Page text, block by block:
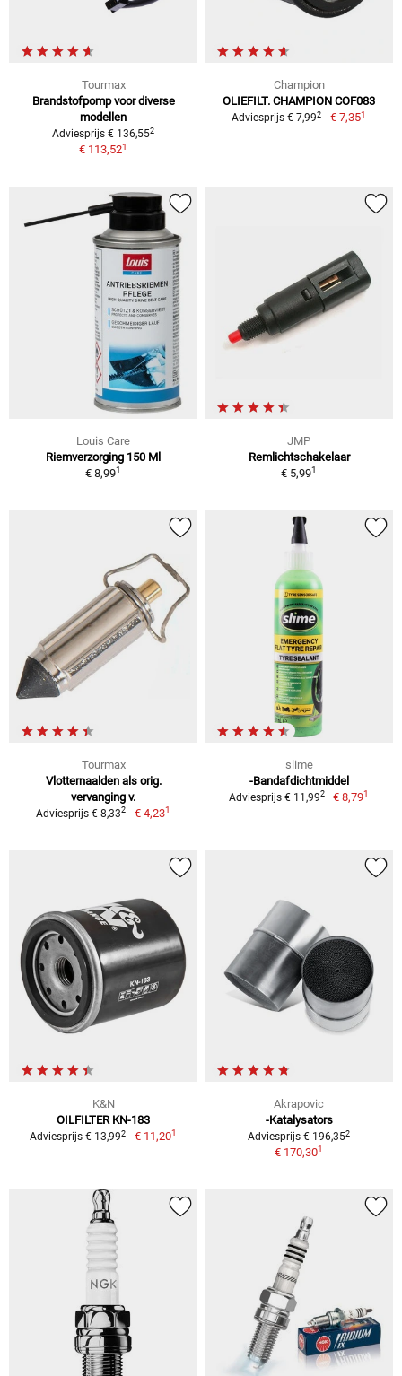
Tourmax
Brandstofpomp voor diverse
modellen
Adviesprijs € 136,552
€ 113,521
Champion
OLIEFILT. CHAMPION COF083
Adviesprijs € 7,992 € 7,351
Louis Care
Riemverzorging 150 Ml
€ 8,991
JMP
Remlichtschakelaar
€ 5,991
Tourmax
Vlotternaalden als orig.
vervanging v.
Adviesprijs € 8,332 € 4,231
slime
-Bandafdichtmiddel
Adviesprijs € 11,992 € 8,791
K&N
OILFILTER KN-183
Adviesprijs € 13,992 € 11,201
Akrapovic
-Katalysators
Adviesprijs € 196,352
€ 170,301